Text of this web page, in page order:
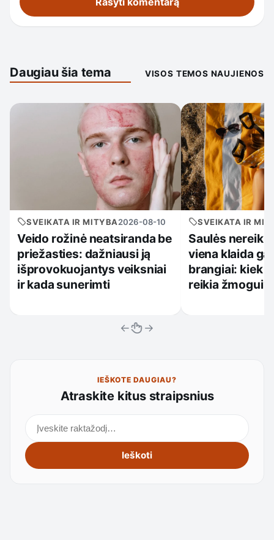
Daugiau šia tema VISOS TEMOS NAUJIENOS
SVEIKATA IR MITYBA2026-08-10
Veido rožinė neatsiranda be
priežasties: dažniausi ją
išprovokuojantys veiksniai
ir kada sunerimti
SVEIKATA IR
Saulės
viena klaida
brangiai: kiek
reikia žmogui?
← →
IEŠKOTE DAUGIAU?
Atraskite kitus straipsnius
Ieškoti